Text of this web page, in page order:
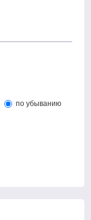
по убыванию